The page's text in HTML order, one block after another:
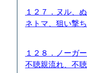
１２７．ヌル、
ネトマ、狙い撃
１２８．ノーガ
不聴親流れ、不